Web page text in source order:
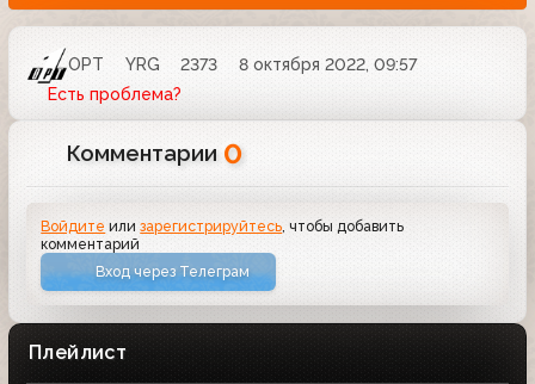
ОРТ YRG 2373
8 октября 2022, 09:57
Есть проблема?
Комментарии 0
Войдите илизарегистрируйтесь , чтобы добавить
комментарий
Вход через Телеграм
Плейлист